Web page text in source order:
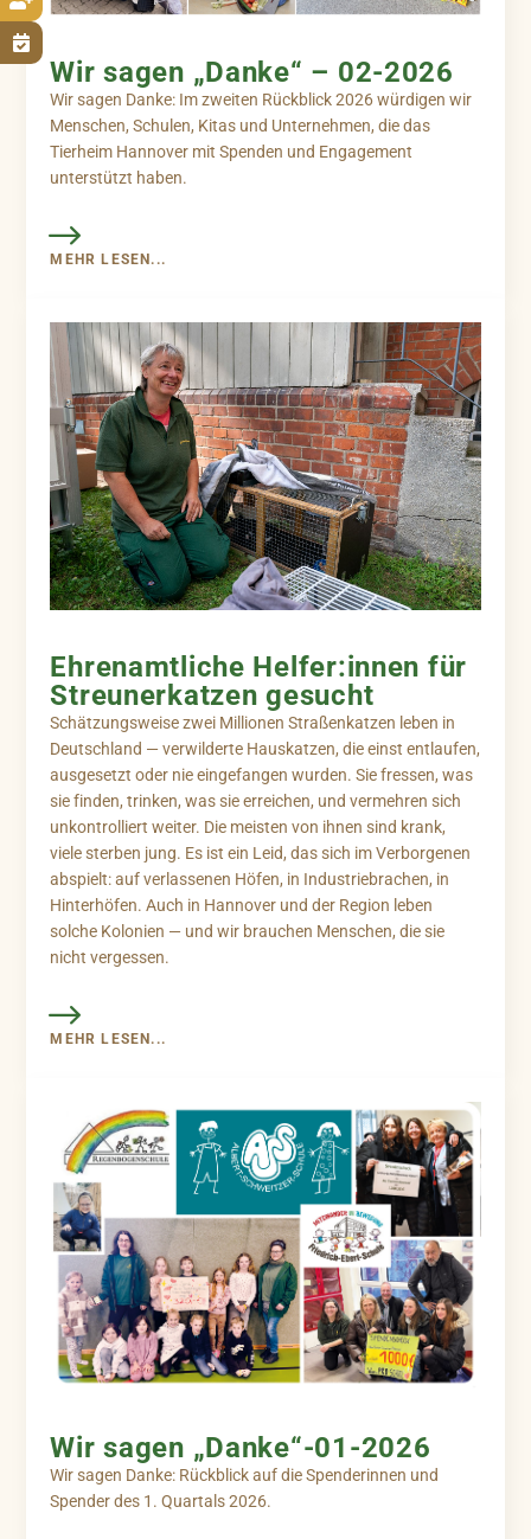

Wir sagen „Danke“ – 02-2026
Wir sagen Danke: Im zweiten Rückblick 2026 würdigen wir
Menschen, Schulen, Kitas und Unternehmen, die das
Tierheim Hannover mit Spenden und Engagement
unterstützt haben.
MEHR LESEN...
Ehrenamtliche Helfer:innen für
Streunerkatzen gesucht
Schätzungsweise zwei Millionen Straßenkatzen leben in
Deutschland — verwilderte Hauskatzen, die einst entlaufen,
ausgesetzt oder nie eingefangen wurden. Sie fressen, was
sie finden, trinken, was sie erreichen, und vermehren sich
unkontrolliert weiter. Die meisten von ihnen sind krank,
viele sterben jung. Es ist ein Leid, das sich im Verborgenen
abspielt: auf verlassenen Höfen, in Industriebrachen, in
Hinterhöfen. Auch in Hannover und der Region leben
solche Kolonien — und wir brauchen Menschen, die sie
nicht vergessen.
MEHR LESEN...
Wir sagen „Danke“-01-2026
Wir sagen Danke: Rückblick auf die Spenderinnen und
Spender des 1. Quartals 2026.